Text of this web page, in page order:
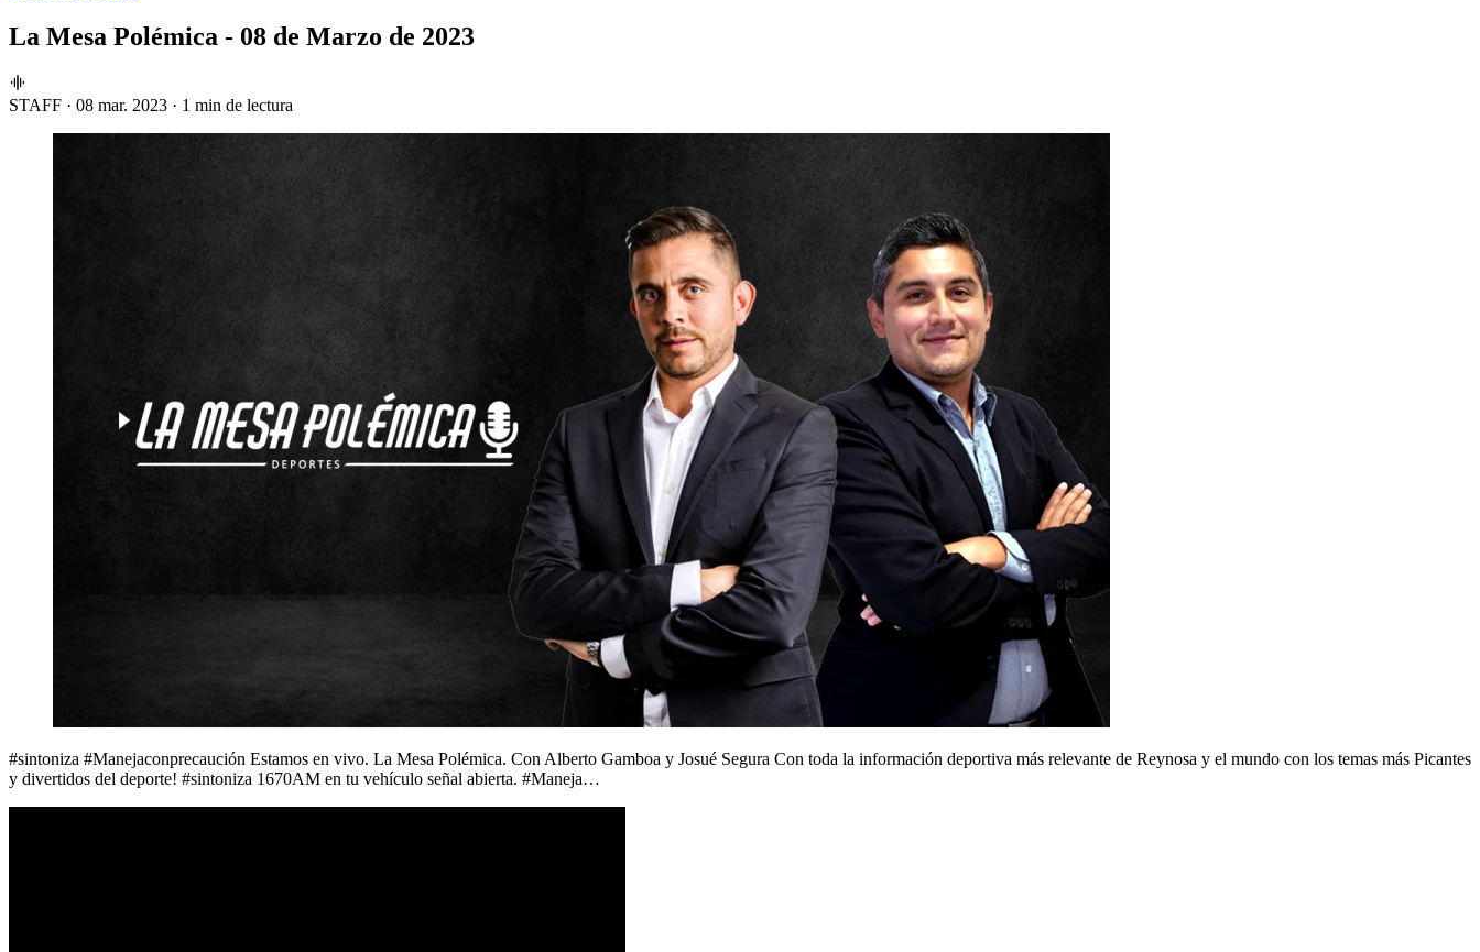
La Mesa Polémica - 08 de Marzo de 2023
STAFF · 08 mar. 2023 · 1 min de lectura
#sintoniza #Manejaconprecaución Estamos en vivo. La Mesa Polémica. Con Alberto Gamboa y Josué Segura Con toda la información deportiva más relevante de Reynosa y el mundo con los temas más Picantes
y divertidos del deporte! #sintoniza 1670AM en tu vehículo señal abierta. #Maneja…